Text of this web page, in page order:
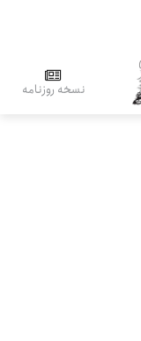
نسخه روزنامه